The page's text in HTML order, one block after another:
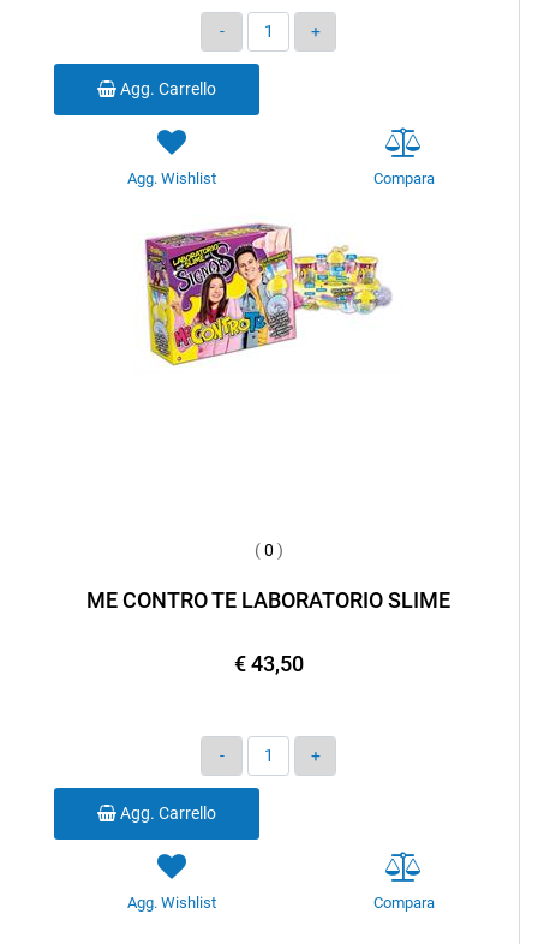
Quantità
Agg. Carrello
Agg. Wishlist Compara
(0 )
ME CONTRO TE LABORATORIO SLIME
€ 43,50
Quantità
Agg. Carrello
Agg. Wishlist Compara